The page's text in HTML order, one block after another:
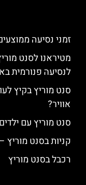
זמני נסיעה
מטיראנו לסנט
לנסיעה פנורמית
סנט מוריץ בקיץ
אוויר?
סנט מוריץ עם
קניות בסנט
רכבל בסנט מוריץ